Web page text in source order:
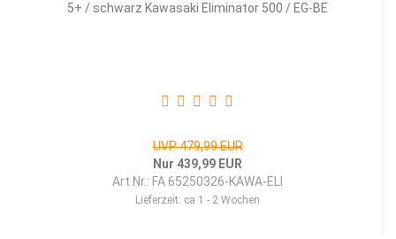
5+ / schwarz Kawasaki Eliminator 500 / EG-BE
UVP 479,99 EUR
Nur 439,99 EUR
Art.Nr.: FA 65250326-KAWA-ELI
Lieferzeit: ca 1 - 2 Wochen